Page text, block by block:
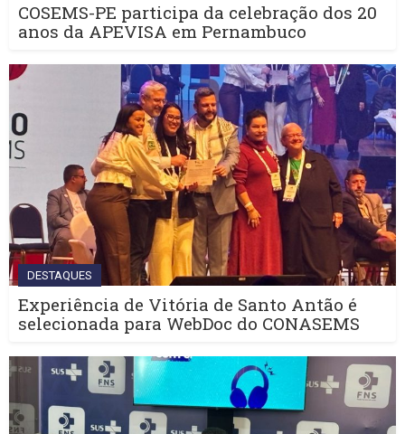
COSEMS-PE participa da celebração dos 20
anos da APEVISA em Pernambuco
DESTAQUES
Experiência de Vitória de Santo Antão é
selecionada para WebDoc do CONASEMS